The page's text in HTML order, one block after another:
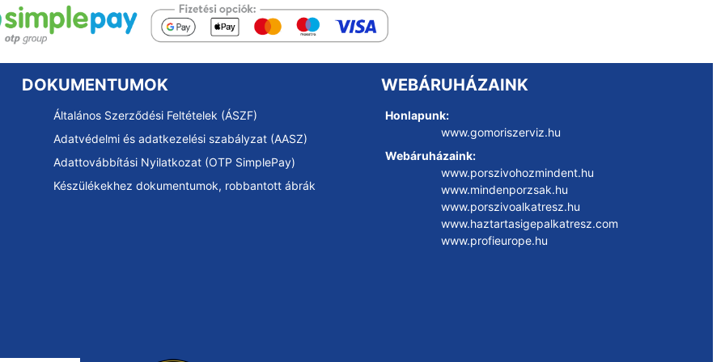
DOKUMENTUMOK
Általános Szerződési Feltételek (ÁSZF)
Adatvédelmi és adatkezelési szabályzat (AASZ)
Adattovábbítási Nyilatkozat (OTP SimplePay)
Készülékekhez dokumentumok, robbantott ábrák
WEBÁRUHÁZAINK
Honlapunk:
www.gomoriszerviz.hu
Webáruházaink:
www.porszivohozmindent.hu
www.mindenporzsak.hu
www.porszivoalkatresz.hu
www.haztartasigepalkatresz.com
www.profieurope.hu